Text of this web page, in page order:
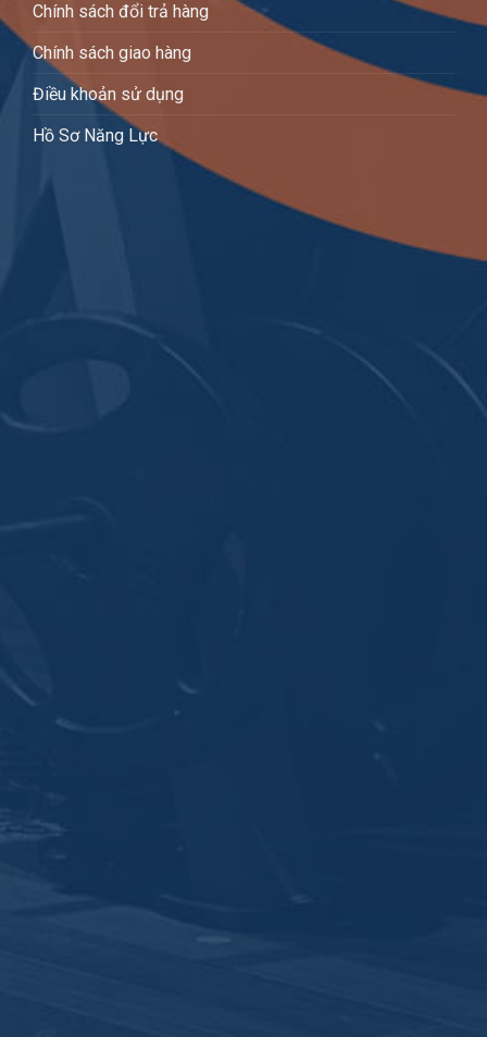
Chính sách đổi trả hàng
Chính sách giao hàng
Điều khoản sử dụng
Hồ Sơ Năng Lực